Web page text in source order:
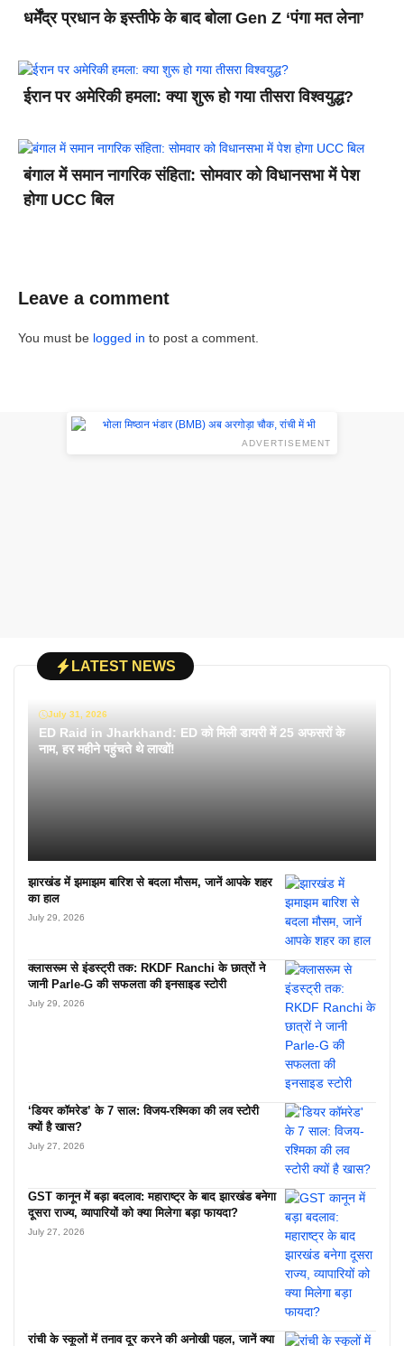
धर्मेंद्र प्रधान के इस्तीफे के बाद बोला Gen Z ‘पंगा मत लेना’
ईरान पर अमेरिकी हमला: क्या शुरू हो गया तीसरा विश्वयुद्ध?
बंगाल में समान नागरिक संहिता: सोमवार को विधानसभा में पेश
होगा UCC बिल
Leave a comment
You must be logged in to post a comment.
ADVERTISEMENT
LATEST NEWS
July 31, 2026
ED Raid in Jharkhand: ED को मिली डायरी में 25 अफसरों के
नाम, हर महीने पहुंचते थे लाखों!
झारखंड में झमाझम बारिश से बदला मौसम, जानें आपके शहर
का हाल
July 29, 2026
क्लासरूम से इंडस्ट्री तक: RKDF Ranchi के छात्रों ने
जानी Parle-G की सफलता की इनसाइड स्टोरी
July 29, 2026
‘डियर कॉमरेड’ के 7 साल: विजय-रश्मिका की लव स्टोरी
क्यों है खास?
July 27, 2026
GST कानून में बड़ा बदलाव: महाराष्ट्र के बाद झारखंड बनेगा
दूसरा राज्य, व्यापारियों को क्या मिलेगा बड़ा फायदा?
July 27, 2026
रांची के स्कूलों में तनाव दूर करने की अनोखी पहल, जानें क्या